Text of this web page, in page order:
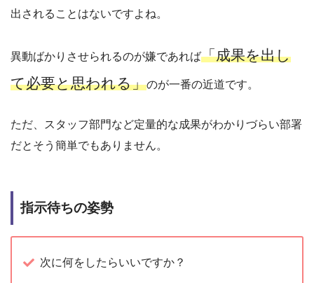
出されることはないですよね。
異動ばかりさせられるのが嫌であれば「成果を出し
て必要と思われる」のが一番の近道です。
ただ、スタッフ部門など定量的な成果がわかりづらい部署
だとそう簡単でもありません。
指示待ちの姿勢
次に何をしたらいいですか？